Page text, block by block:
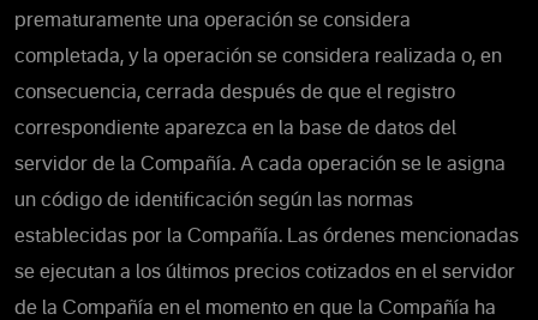
prematuramente una operación se considera
completada, y la operación se considera realizada o, en
consecuencia, cerrada después de que el registro
correspondiente aparezca en la base de datos del
servidor de la Compañía. A cada operación se le asigna
un código de identificación según las normas
establecidas por la Compañía. Las órdenes mencionadas
se ejecutan a los últimos precios cotizados en el servidor
de la Compañía en el momento en que la Compañía ha